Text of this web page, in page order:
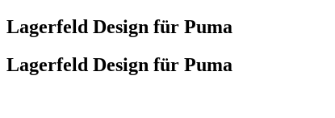
Lagerfeld Design für Puma
Lagerfeld Design für Puma